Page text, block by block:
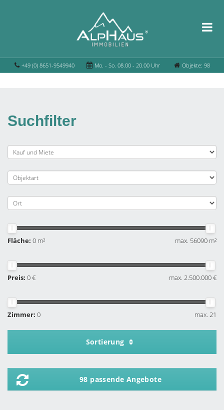
+49 (0) 8651-9549940 Mo. - So. 08.00 - 20.00 Uhr Objekte: 98
Suchfilter
Fläche: 0 m² max. 56090 m²
Preis: 0 € max. 2.500.000 €
Zimmer: 0 max. 21
Sortierung
98 passende Angebote